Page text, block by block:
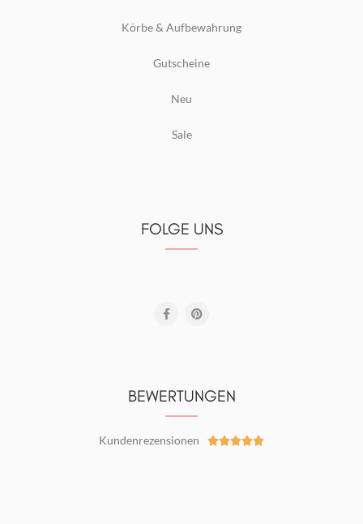
Körbe & Aufbewahrung
Gutscheine
Neu
Sale
FOLGE UNS
BEWERTUNGEN
Kundenrezensionen 